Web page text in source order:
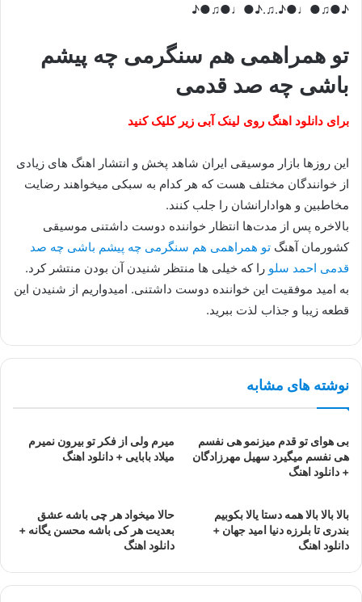
♪●♫●♩●♪.♫.♪●♩●♫●♪
تو همراهمی هم سنگرمی چه پیشم
باشی چه صد قدمی
برای دانلود اهنگ روی لینک آبی زیر کلیک کنید
این روزها بازار موسیقی ایران شاهد پخش و انتشار اهنگ های زیادی
از خوانندگان مختلف هست که هر کدام به سبکی میخواهند رضایت
مخاطبین و هوادارانشان را جلب کنند.
بالاخره پس از مدت‌ها انتظار خواننده دوست داشتنی موسیقی
کشورمان آهنگ تو همراهمی هم سنگرمی چه پیشم باشی چه صد
قدمی احمد سلو را که خیلی ها منتظر شنیدن آن بودن منتشر کرد.
به امید موفقیت این خواننده دوست داشتنی. امیدواریم از شنیدن این
قطعه زیبا و جذاب لذت ببرید.
نوشته های مشابه
بی هوای تو قدم میزنمو هی نفسم
هی نفسم میگیرد سهیل مهرزادگان
+ دانلود اهنگ
میرم ولی از فکر تو بیرون نمیرم
میلاد بابایی + دانلود اهنگ
بالا بالا بالا همه دستا یالا بکوبیم
بندری تا بلرزه دنیا امید جهان +
دانلود اهنگ
حالا میخواد هر چی باشه عشق
بعدیت هر کی باشه محسن یگانه +
دانلود اهنگ